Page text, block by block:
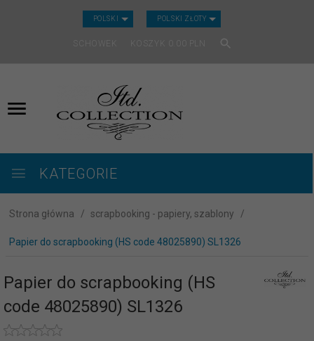
POLSKI CURRENCY_H
POLSKI ZŁOTY
SCHOWEK KOSZYK
KATEGORIE
Strona główna scrapbooking - papiery, szablony
Papier do scrapbooking (HS code 48025890) SL1326
Papier do scrapbooking (HS
code 48025890) SL1326